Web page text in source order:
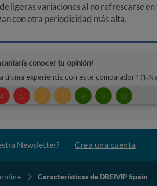
ligeras variaciones al no refrescarse
con otra periodicidad más alta.
Newsletter? Crea una cuenta
Características de DREIVIP Spain